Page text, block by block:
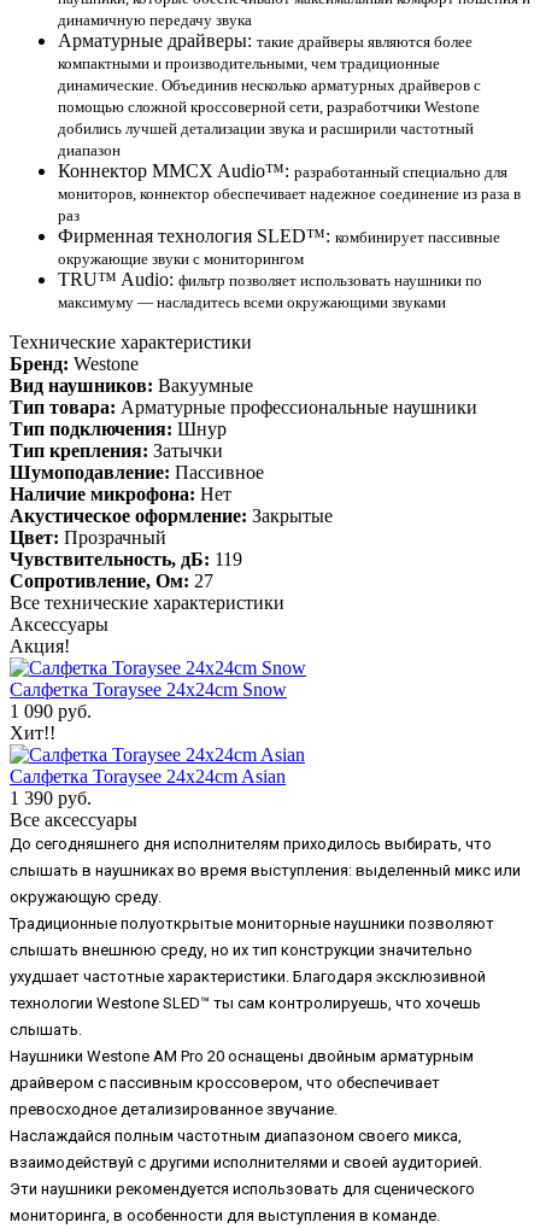
динамичную передачу звука
Арматурные драйверы: такие драйверы являются более
компактными и производительными, чем традиционные
динамические. Объединив несколько арматурных драйверов с
помощью сложной кроссоверной сети, разработчики Westone
добились лучшей детализации звука и расширили частотный
диапазон
Коннектор MMCX Audio™: разработанный специально для
мониторов, коннектор обеспечивает надежное соединение из раза в
раз
Фирменная технология SLED™: комбинирует пассивные
окружающие звуки с мониторингом
TRU™ Audio: фильтр позволяет использовать наушники по
максимуму — насладитесь всеми окружающими звуками
Технические характеристики
Бренд: Westone
Вид наушников: Вакуумные
Тип товара: Арматурные профессиональные наушники
Тип подключения: Шнур
Тип крепления: Затычки
Шумоподавление: Пассивное
Наличие микрофона: Нет
Акустическое оформление: Закрытые
Цвет: Прозрачный
Чувствительность, дБ: 119
Сопротивление, Ом: 27
Все технические характеристики
Аксессуары
Акция!
Салфетка Toraysee 24x24cm Snow
1 090 руб.
Хит!!
Салфетка Toraysee 24x24cm Asian
1 390 руб.
Все аксессуары
До сегодняшнего дня исполнителям приходилось выбирать, что
слышать в наушниках во время выступления: выделенный микс или
окружающую среду.
Традиционные полуоткрытые мониторные наушники позволяют
слышать внешнюю среду, но их тип конструкции значительно
ухудшает частотные характеристики. Благодаря эксклюзивной
технологии Westone SLED™ ты сам контролируешь, что хочешь
слышать.
Наушники Westone AM Pro 20 оснащены двойным арматурным
драйвером с пассивным кроссовером, что обеспечивает
превосходное детализированное звучание.
Наслаждайся полным частотным диапазоном своего микса,
взаимодействуй с другими исполнителями и своей аудиторией.
Эти наушники рекомендуется использовать для сценического
мониторинга, в особенности для выступления в команде.